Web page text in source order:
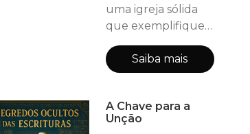
uma igreja sólida
que exemplifique
amor, justiça e a
transformação
gerada pela graça
apostila não é
apenas uma
Saiba mais
A Chave para a
Unção